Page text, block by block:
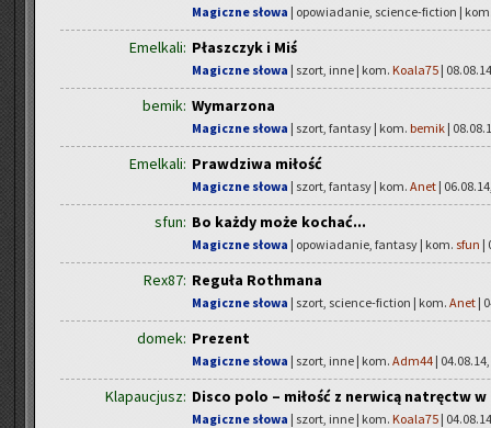
Magiczne słowa | opowiadanie, science-fiction |
Emelkali: Płaszczyk i Miś
Magiczne słowa | szort, inne | kom. Koala75 |
bemik: Wymarzona
Magiczne słowa | szort, fantasy | kom. bemik |
Emelkali: Prawdziwa miłość
Magiczne słowa | szort, fantasy | kom. Anet |
sfun: Bo każdy może kochać...
Magiczne słowa | opowiadanie, fantasy | kom. sfun |
Rex87: Reguła Rothmana
Magiczne słowa | szort, science-fiction | kom. Anet |
domek: Prezent
Magiczne słowa | szort, inne | kom. Adm44 |
Klapaucjusz: Disco polo – miłość z nerwicą natręctw
Magiczne słowa | szort, inne | kom. Koala75 |